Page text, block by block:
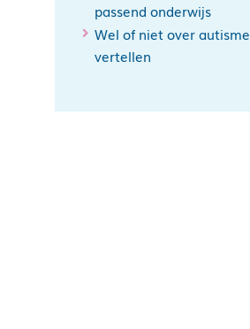
passend onderwijs
Wel of niet over autisme
vertellen